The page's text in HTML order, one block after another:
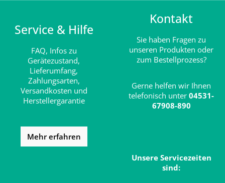
Service & Hilfe
FAQ, Infos zu
Gerätezustand,
Lieferumfang,
Zahlungsarten,
Versandkosten und
Herstellergarantie
Mehr erfahren
Kontakt
Sie haben Fragen zu
unseren Produkten oder
zum Bestellprozess?
Gerne helfen wir Ihnen
telefonisch unter 04531-
67908-890
Unsere Servicezeiten
sind: